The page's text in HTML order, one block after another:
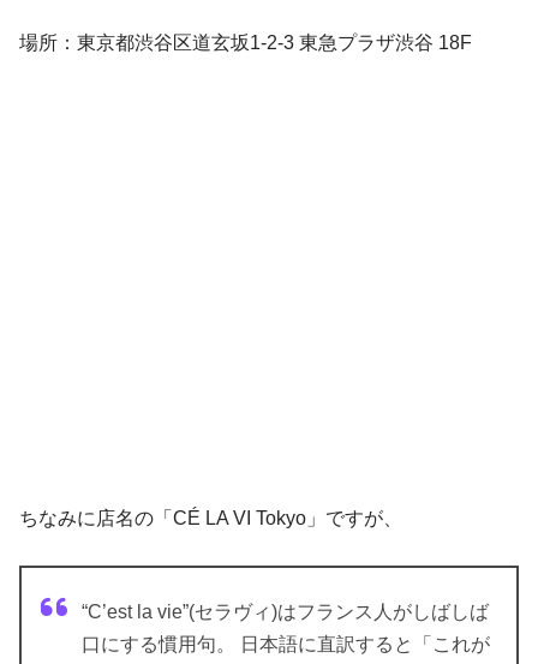
場所：東京都渋谷区道玄坂1-2-3 東急プラザ渋谷 18F
ちなみに店名の「CÉ LA VI Tokyo」ですが、
“C’est la vie”(セラヴィ)はフランス人がしばしば
口にする慣用句。 日本語に直訳すると「これが